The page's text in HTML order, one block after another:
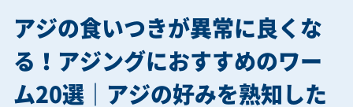
アジの食いつきが異常に良くな
る！アジングにおすすめのワー
ム20選｜アジの好みを熟知した